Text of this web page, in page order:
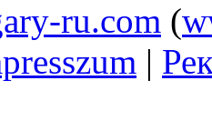
ru.com (
|